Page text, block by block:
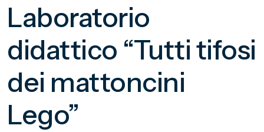
Laboratorio
didattico “Tutti tifosi
dei mattoncini
Lego”